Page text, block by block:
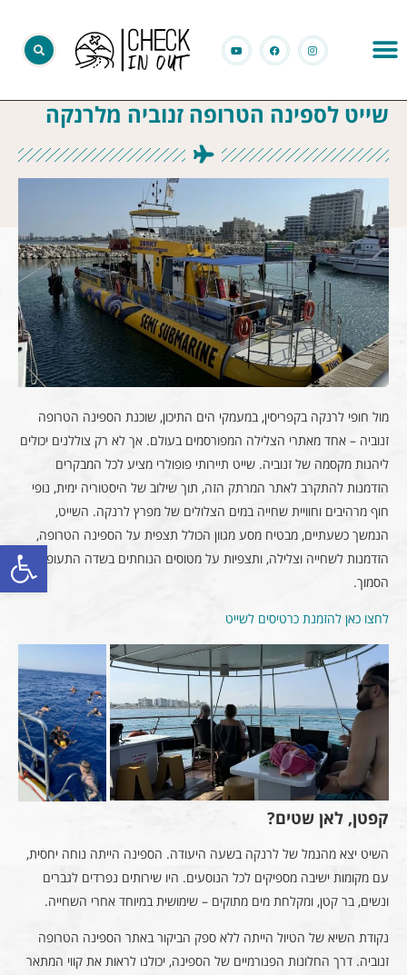
פתח
שייט לספינה הטרופה זנוביה מלרנקה
מול חופי לרנקה בקפריסין, במעמקי הים התיכון, שוכנת הספינה הטרופה
זנוביה – אחד מאתרי הצלילה המפורסמים בעולם. אך לא רק צוללנים יכולים
ליהנות מקסמה של זנוביה. שייט תיירותי פופולרי מציע לכל המבקרים
הזדמנות להתקרב לאתר המרתק הזה, תוך שילוב של היסטוריה ימית, נופי
חוף מרהיבים וחוויית שחייה במים הצלולים של מפרץ לרנקה. השייט,
הנמשך כשעתיים, מבטיח מסע מגוון הכולל תצפית על הספינה הטרופה,
הזדמנות לשחייה וצלילה, ותצפיות על מטוסים הנוחתים בשדה התעופה
הסמוך.
לחצו כאן להזמנת כרטיסים לשייט
קפטן, לאן שטים?
השיט יצא מהנמל של לרנקה בשעה היעודה. הספינה הייתה נוחה יחסית,
עם מקומות ישיבה מספיקים לכל הנוסעים. היו שירותים נפרדים לגברים
ונשים, בר קטן, ומקלחת מים מתוקים – שימושית במיוחד אחרי השחייה.
נקודת השיא של הטיול הייתה ללא ספק הביקור באתר הספינה הטרופה
זנוביה. דרך החלונות הפנורמיים של הספינה, יכולנו לראות את קווי המתאר